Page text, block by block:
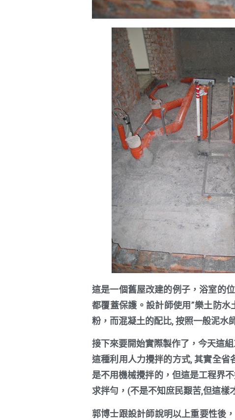
這是一個舊屋改建的例子，浴室的
都覆蓋保護。設計師使用”樂土防
粉，而混凝土的配比, 按照一般泥水
接下來要開始實際製作了，今天這
這種利用人力攪拌的方式, 其實全
是不用機械攪拌的，但這是工程界
求拌勻，(不是不知庶民艱苦,但這樣
郭博士跟設計師說明以上重要性後